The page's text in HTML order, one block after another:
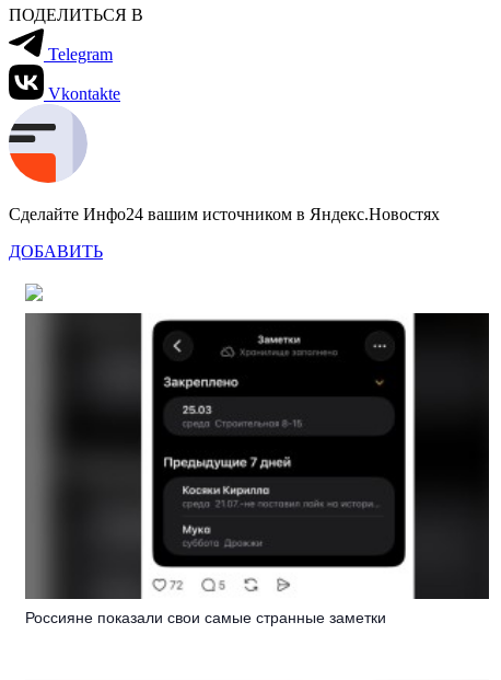
ПОДЕЛИТЬСЯ В
Telegram
Vkontakte
Сделайте Инфо24 вашим источником в Яндекс.Новостях
ДОБАВИТЬ
Россияне показали свои самые странные заметки